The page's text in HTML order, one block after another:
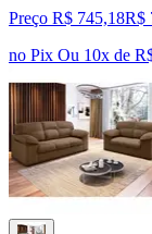
Preço R$ 745,18R$
no Pix Ou 10x de